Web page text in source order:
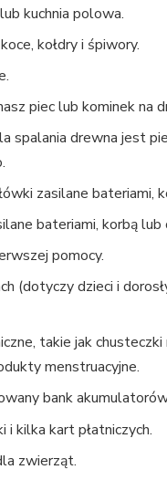
kuchnia polowa.
kołdry i śpiwory.
piec lub kominek na
spalania drewna jest
zasilane bateriami,
bateriami, korbą lub
pomocy.
(dotyczy dzieci i
takie jak
menstruacyjne.
bank
i kilka kart płatniczych.
zwierząt.